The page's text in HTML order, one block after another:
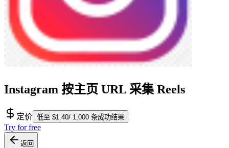
Instagram 按主页 URL 采集 Reels
定价 低至 $1.40/ 1,000 条成功结果
Try for free
返回